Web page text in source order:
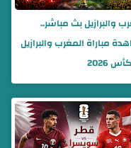
والبرازيل بث مباشر..
مباراة المغرب والبرازيل
2026